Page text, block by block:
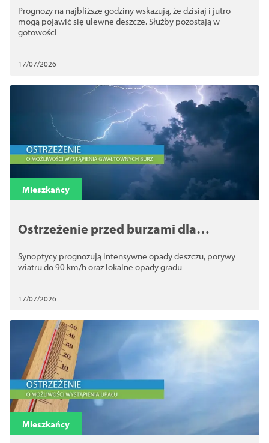
Prognozy na najbliższe godziny wskazują, że dzisiaj i jutro
mogą pojawić się ulewne deszcze. Służby pozostają w
gotowości
17/07/2026
Mieszkańcy
Ostrzeżenie przed burzami dla
grad
Synoptycy prognozują intensywne opady deszczu, porywy
wiatru do 90 km/h oraz lokalne opady gradu
17/07/2026
Mieszkańcy